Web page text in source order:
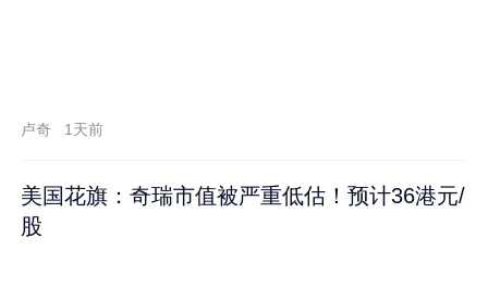
卢奇 1天前
美国花旗：奇瑞市值被严重低估！预计36港元/
股